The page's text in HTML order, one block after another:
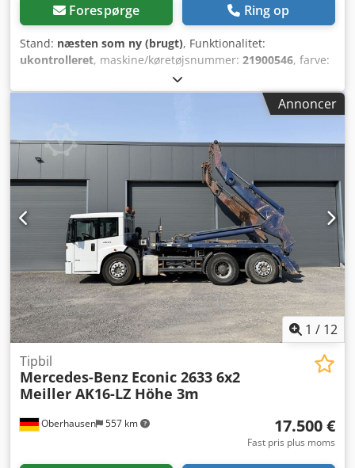
Forespørge Ring op
Stand: næsten som ny (brugt), Funktionalitet:
ukontrolleret, maskine/køretøjsnummer: 21900546, farve:
, Affaldscontainer til
renovationsbil – som nyt – er blevet afmonteret og er ikke
Annoncer
1 / 12
Oberhausen 557 km
Tipbil
Mercedes-Benz Econic 2633 6x2
Meiller AK16-LZ Höhe 3m
17.500 €
Fast pris plus moms